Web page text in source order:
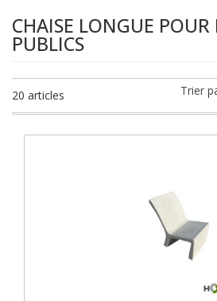
CHAISE LONGUE POUR
PUBLICS
20 articles Trier